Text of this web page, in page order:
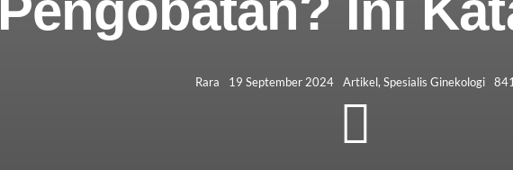
Rara 19 September 2024 Artikel, Spesialis Ginekologi 841